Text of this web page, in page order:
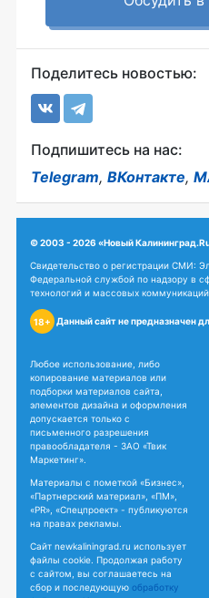
Поделитесь новостью:
Подпишитесь на нас:
Telegram, ВКонтакте,
© 2003 - 2026 «Новый
Свидетельство о регистрации СМИ:
Федеральной службой по надзору в
технологий и массовых
18+ Данный сайт не предназначен
Любое использование, либо
копирование материалов или
подборки материалов сайта,
элементов дизайна и оформления
допускается только с
письменного разрешения
правообладателя - ЗАО «Твик
Маркетинг».
Материалы с пометкой «Бизнес»,
«Партнерский материал», «ПМ»,
«PR», «Спецпроект» - публикуются
на правах рекламы.
Сайт newkaliningrad.ru использует
файлы cookie. Продолжая работу
с сайтом, вы соглашаетесь на
сбор и последующую обработку